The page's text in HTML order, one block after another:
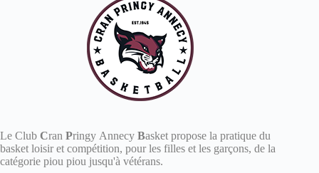
Le Club Cran Pringy Annecy Basket propose la pratique du
basket loisir et compétition, pour les filles et les garçons, de la
catégorie piou piou jusqu'à vétérans.